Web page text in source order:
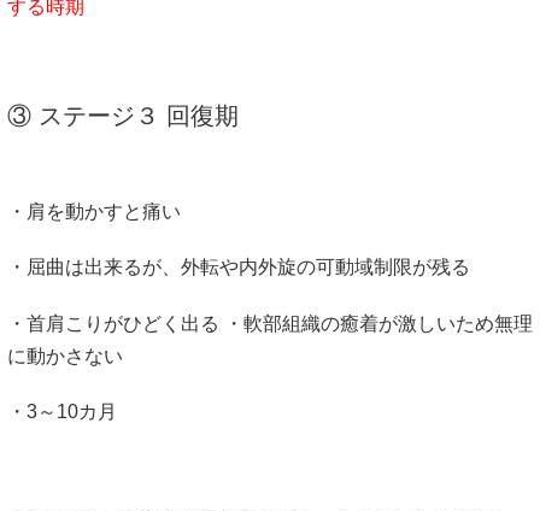
する時期
③ ステージ３ 回復期
・肩を動かすと痛い
・屈曲は出来るが、外転や内外旋の可動域制限が残る
・首肩こりがひどく出る ・軟部組織の癒着が激しいため無理
に動かさない
・3～10カ月